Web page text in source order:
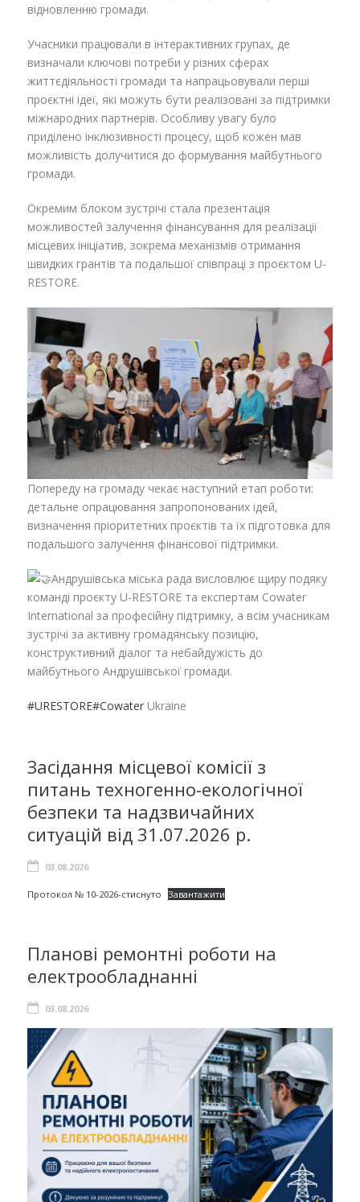
відновленню громади.
Учасники працювали в інтерактивних групах, де
визначали ключові потреби у різних сферах
життєдіяльності громади та напрацьовували перші
проєктні ідеї, які можуть бути реалізовані за підтримки
міжнародних партнерів. Особливу увагу було
приділено інклюзивності процесу, щоб кожен мав
можливість долучитися до формування майбутнього
громади.
Окремим блоком зустрічі стала презентація
можливостей залучення фінансування для реалізації
місцевих ініціатив, зокрема механізмів отримання
швидких грантів та подальшої співпраці з проєктом U-
RESTORE.
Попереду на громаду чекає наступний етап роботи:
детальне опрацювання запропонованих ідей,
визначення пріоритетних проєктів та їх підготовка для
подальшого залучення фінансової підтримки.
Андрушівська міська рада висловлює щиру подяку
команді проєкту U-RESTORE та експертам Cowater
International за професійну підтримку, а всім учасникам
зустрічі за активну громадянську позицію,
конструктивний діалог та небайдужість до
майбутнього Андрушівської громади.
#URESTORE#Cowater Ukraine
Засідання місцевої комісії з
питань техногенно-екологічної
безпеки та надзвичайних
ситуацій від 31.07.2026 р.
03.08.2026
Протокол № 10-2026-стиснуто Завантажити
Планові ремонтні роботи на
електрообладнанні
03.08.2026